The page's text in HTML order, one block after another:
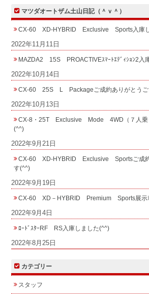
マツダオートザム土山日記（＾ｖ＾）
CX-60 XD-HYBRID Exclusive Sports入庫
2022年11月11日
MAZDA2 15S PROACTIVEｽﾏｰﾄｴﾃﾞｨｼｮﾝ2入
2022年10月14日
CX-60 25S L Packageご成約ありがとうご
2022年10月13日
CX-8・25T Exclusive Mode 4WD（７人乗
(^^)
2022年9月21日
CX-60 XD-HYBRID Exclusive Sportsご成約
す(^^)
2022年9月19日
CX-60 XD－HYBRID Premium Sports展示
2022年9月4日
ﾛｰﾄﾞｽﾀｰRF RS入庫しました(^^)
2022年8月25日
カテゴリー
スタッフ